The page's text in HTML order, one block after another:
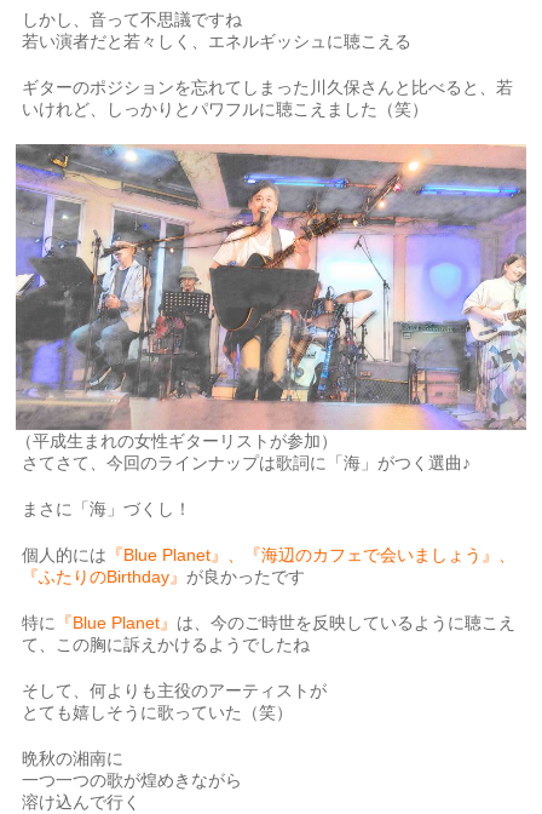
しかし、音って不思議ですね
若い演者だと若々しく、エネルギッシュに聴こえる
ギターのポジションを忘れてしまった川久保さんと比べると、若
いけれど、しっかりとパワフルに聴こえました（笑）
（平成生まれの女性ギターリストが参加）
さてさて、今回のラインナップは歌詞に「海」がつく選曲♪
まさに「海」づくし！
個人的には 『Blue Planet』、『海辺のカフェで会いましょう』、
『ふたりのBirthday』 が良かったです
特に 『Blue Planet』 は、今のご時世を反映しているように聴こえ
て、この胸に訴えかけるようでしたね
そして、何よりも主役のアーティストが
とても嬉しそうに歌っていた（笑）
晩秋の湘南に
一つ一つの歌が煌めきながら
溶け込んで行く